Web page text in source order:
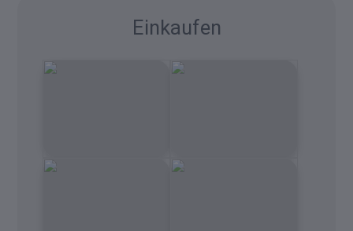
Einkaufen